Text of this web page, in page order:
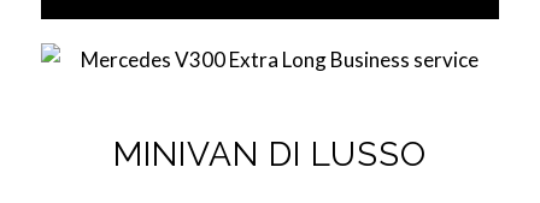
MINIVAN DI LUSSO